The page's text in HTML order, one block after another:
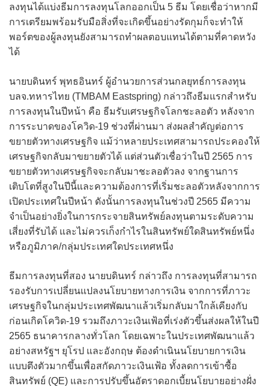
ลงทุนได้แบ่งธีมการลงทุนโลกออกเป็น 5 ธีม โดยเชื่อว่าหากมี
การเตรียมพร้อมรับมือสิ่งที่จะเกิดขึ้นอย่างรัดกุมก็จะทำให้
พอร์ตของผู้ลงทุนยังสามารถทำผลตอบแทนได้ตามที่คาดหวัง
ได้
นายบดินทร์ พุทธอินทร์ ผู้อำนวยการส่วนกลยุทธ์การลงทุน
บลจ.ทหารไทย (TMBAM Eastspring) กล่าวถึงธีมแรกสำหรับ
การลงทุนในปีหน้า คือ ธีมรับเศรษฐกิจโลกชะลอตัว หลังจาก
การระบาดของโควิด-19 ช่วงที่ผ่านมา ส่งผลสำคัญต่อการ
ขยายตัวทางเศรษฐกิจ แม้ว่าหลายประเทศสามารถประคองให้
เศรษฐกิจกลับมาขยายตัวได้ แต่ส่วนตัวเชื่อว่าในปี 2565 การ
ขยายตัวทางเศรษฐกิจจะกลับมาชะลอตัวลง จากฐานการ
เติบโตที่สูงในปีนี้และความต้องการที่เริ่มชะลอตัวหลังจากการ
เปิดประเทศในปีหน้า ดังนั้นการลงทุนในช่วงปี 2565 มีความ
จำเป็นอย่างยิ่งในการกระจายสินทรัพย์ลงทุนตามระดับความ
เสี่ยงที่รับได้ และไม่ควรเก็งกำไรในสินทรัพย์ใดสินทรัพย์หนึ่ง
หรือภูมิภาค/กลุ่มประเทศใดประเทศหนึ่ง
ธีมการลงทุนที่สอง นายบดินทร์ กล่าวถึง การลงทุนที่สามารถ
รองรับการเปลี่ยนแปลงนโยบายทางการเงิน จากการที่ภาวะ
เศรษฐกิจในกลุ่มประเทศพัฒนาแล้วเริ่มกลับมาใกล้เคียงกับ
ก่อนเกิดโควิด-19 รวมถึงภาวะเงินเฟ้อที่เร่งตัวขึ้นส่งผลให้ในปี
2565 ธนาคารกลางทั่วโลก โดยเฉพาะในประเทศพัฒนาแล้ว
อย่างสหรัฐฯ ยุโรป และอังกฤษ ต้องดำเนินนโยบายการเงิน
แบบตึงตัวมากขึ้นเพื่อสกัดภาวะเงินเฟ้อ ทั้งลดการเข้าซื้อ
สินทรัพย์ (QE) และการปรับขึ้นอัตราดอกเบี้ยนโยบายอย่างฝั่ง